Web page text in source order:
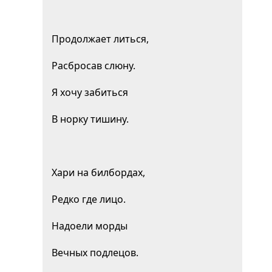
Продолжает литься,
Расбросав слюну.
Я хочу забиться
В норку тишину.
Хари на билбордах,
Редко где лицо.
Надоели морды
Вечных подлецов.